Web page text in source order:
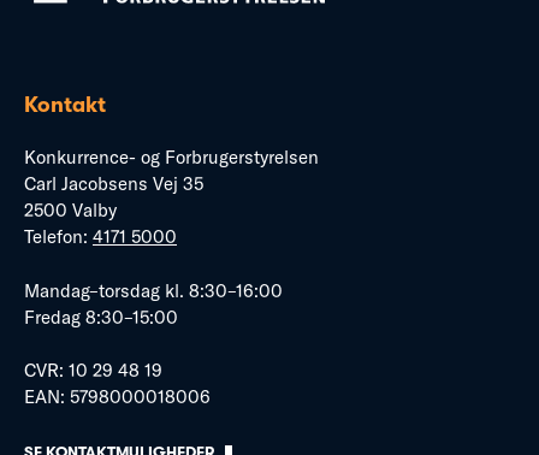
Kontakt
Konkurrence- og Forbrugerstyrelsen
Carl Jacobsens Vej 35
2500 Valby
Telefon: 4171 5000
Mandag–torsdag kl. 8:30–16:00
Fredag 8:30–15:00
CVR: 10 29 48 19
EAN: 5798000018006